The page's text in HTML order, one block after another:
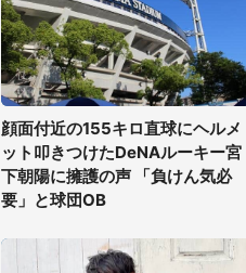
顔面付近の155キロ直球にヘルメ
ット叩きつけたDeNAルーキー宮
下朝陽に擁護の声 「負けん気必
要」と球団OB